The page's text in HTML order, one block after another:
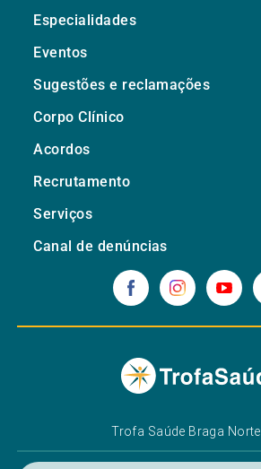
Especialidades
Eventos
Sugestões e reclamações
Corpo Clínico
Acordos
Recrutamento
Serviços
Canal de denúncias
Trofa Saúde Braga Norte